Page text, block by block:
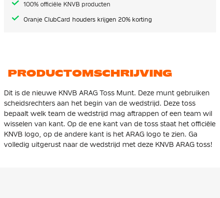
100% officiële KNVB producten
Oranje ClubCard houders krijgen 20% korting
PRODUCTOMSCHRIJVING
Dit is de nieuwe KNVB ARAG Toss Munt. Deze munt gebruiken
scheidsrechters aan het begin van de wedstrijd. Deze toss
bepaalt welk team de wedstrijd mag aftrappen of een team wil
wisselen van kant. Op de ene kant van de toss staat het officiële
KNVB logo, op de andere kant is het ARAG logo te zien. Ga
volledig uitgerust naar de wedstrijd met deze KNVB ARAG toss!